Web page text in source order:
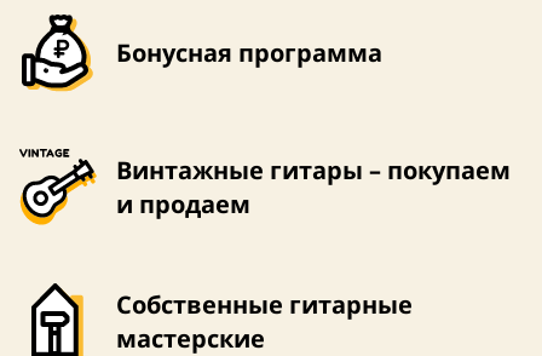
Бонусная программа
Винтажные гитары – покупаем
и продаем
Собственные гитарные
мастерские